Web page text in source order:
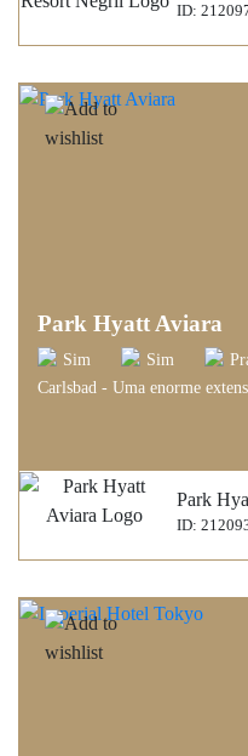
ID:
Park Hyatt Aviara
Sim Sim
Carlsbad - Uma enorme
Park
ID: